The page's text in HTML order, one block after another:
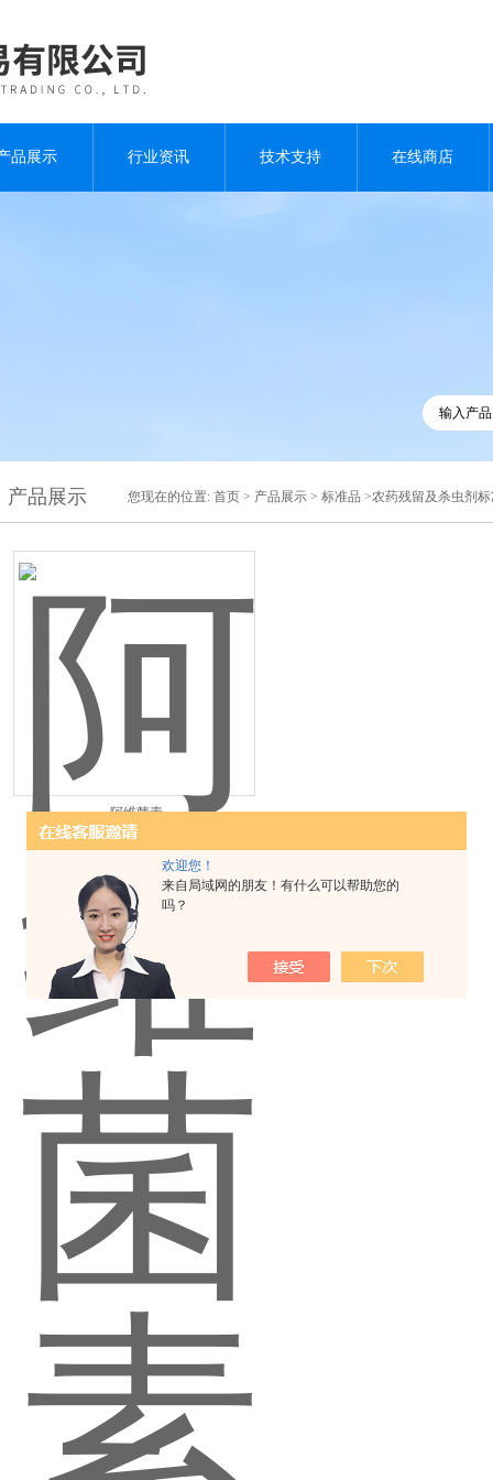
欢迎您！
来自局域网的朋友！有什么可以帮助您的
吗？
品展示 行业资讯 技术支持 在线商店
产品展示 您现在的位置: 首页 > 产品展示 > 标准品 >农药残留及杀虫剂
阿维菌素